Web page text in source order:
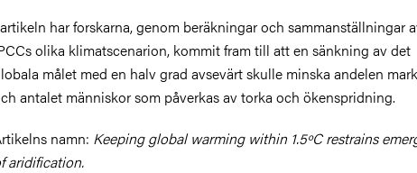
har forskarna, genom beräkningar och sammanställningar
olika klimatscenarion, kommit fram till att en sänkning av det
målet med en halv grad avsevärt skulle minska andelen
antalet människor som påverkas av torka och ökenspridning.
namn: Keeping global warming within 1.5ºC restrains
aridification.